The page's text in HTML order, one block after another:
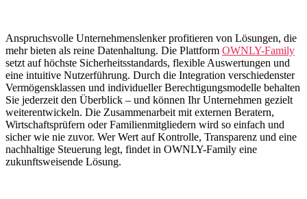
Anspruchsvolle Unternehmenslenker profitieren von Lösungen, die
mehr bieten als reine Datenhaltung. Die Plattform OWNLY-Family
setzt auf höchste Sicherheitsstandards, flexible Auswertungen und
eine intuitive Nutzerführung. Durch die Integration verschiedenster
Vermögensklassen und individueller Berechtigungsmodelle behalten
Sie jederzeit den Überblick – und können Ihr Unternehmen gezielt
weiterentwickeln. Die Zusammenarbeit mit externen Beratern,
Wirtschaftsprüfern oder Familienmitgliedern wird so einfach und
sicher wie nie zuvor. Wer Wert auf Kontrolle, Transparenz und eine
nachhaltige Steuerung legt, findet in OWNLY-Family eine
zukunftsweisende Lösung.